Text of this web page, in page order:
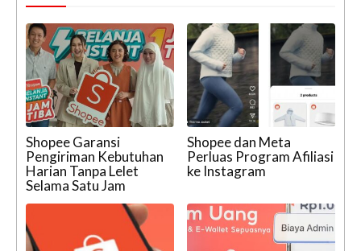
Shopee Garansi
Pengiriman Kebutuhan
Harian Tanpa Lelet
Selama Satu Jam
Shopee dan Meta
Perluas Program Afiliasi
ke Instagram